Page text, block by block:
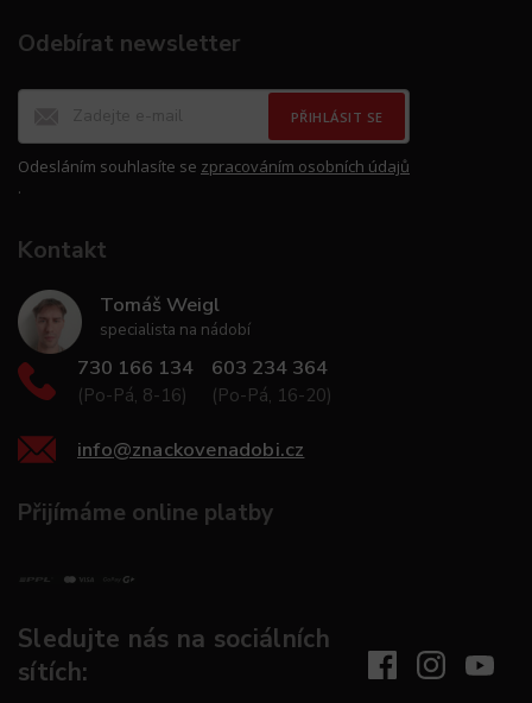
Odebírat newsletter
PŘIHLÁSIT SE
Odesláním souhlasíte se zpracováním osobních údajů
.
Kontakt
Tomáš Weigl
specialista na nádobí
730 166 134
(Po-Pá, 8-16)
603 234 364
(Po-Pá, 16-20)
info@znackovenadobi.cz
Přijímáme online platby
Sledujte nás na sociálních
sítích: